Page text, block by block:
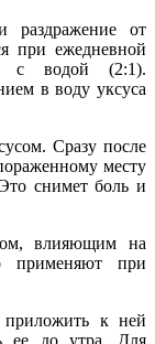
раздражение от
при ежедневной
с водой (2:1).
в воду уксуса
Сразу после
месту
снимет боль и
влияющим на
применяют при
приложить к ней
ее до утра. Для